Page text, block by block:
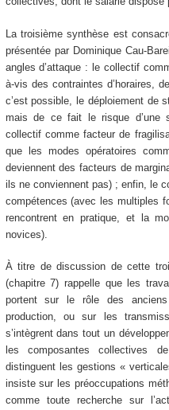
La troisième synthèse est
présentée par Dominique Cau-
angles d’attaque : le collectif
à-vis des contraintes d’horaires,
c’est possible, le déploiement de
mais de ce fait le risque d’une
collectif comme facteur de
que les modes opératoires
deviennent des facteurs de
ils ne conviennent pas) ; enfin, le
compétences (avec les multiples
rencontrent en pratique, et la
novices).
À titre de discussion de cette
(chapitre 7) rappelle que les
portent sur le rôle des
production, ou sur les
s’intègrent dans tout un
les composantes collectives
distinguent les gestions «
insiste sur les préoccupations
comme toute recherche sur